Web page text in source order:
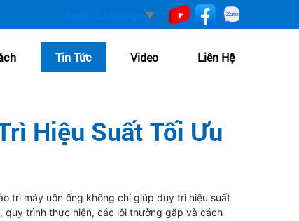
Select Language ▼
Tin Tức Video Liên Hệ
Hiệu Suất Tối Ưu
trì máy uốn ống không chỉ giúp duy trì hiệu suất
quy trình thực hiện, các lỗi thường gặp và cách